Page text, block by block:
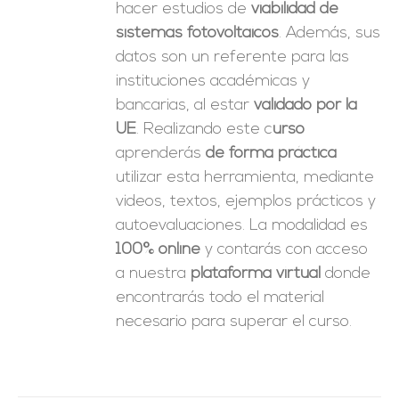
hacer estudios deviabilidad de
sistemas fotovoltaicos. Además, sus
datos son un referente para las
instituciones académicas y
bancarias, al estarvalidado por la
UE. Realizando este curso
aprenderásde forma práctica
utilizar esta herramienta, mediante
videos, textos, ejemplos prácticos y
autoevaluaciones. La modalidad es
100% online y contarás con acceso
a nuestra plataforma virtual donde
encontrarás todo el material
necesario para superar el curso.